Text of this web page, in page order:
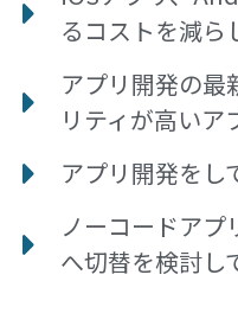
るコストを減ら
アプリ開発の最
リティが高いア
アプリ開発をし
ノーコードアプ
へ切替を検討し